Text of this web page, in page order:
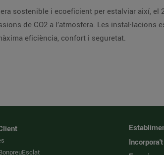
sostenible i ecoeficient per estalviar així, el
de CO2 a l’atmosfera. Les
eficiència, confort i seguretat.
Incorpora't